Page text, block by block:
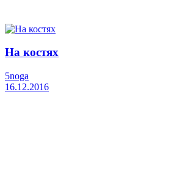
На костях
5noga
16.12.2016